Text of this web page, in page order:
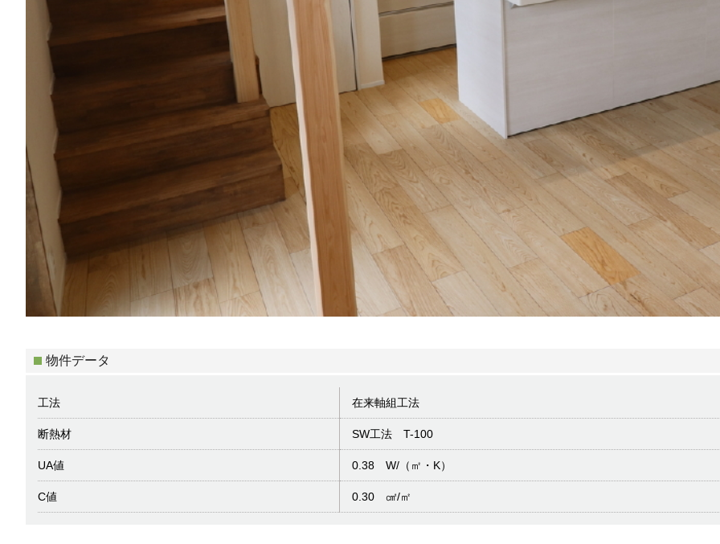
物件データ
工法 在来軸組工法
断熱材 SW工法 T-100
UA値 0.38 W/（㎡・K）
C値 0.30 ㎠/㎡